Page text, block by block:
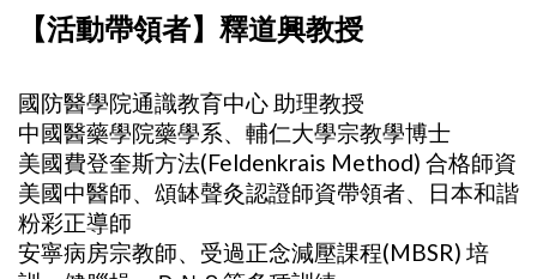
【活動帶領者】釋道興教授
國防醫學院通識教育中心 助理教授
中國醫藥學院藥學系、輔仁大學宗教學博士
美國費登奎斯方法(Feldenkrais Method) 合格師資
美國中醫師、頌缽聲灸認證師資帶領者、日本和諧
粉彩正導師
安寧病房宗教師、受過正念減壓課程(MBSR) 培